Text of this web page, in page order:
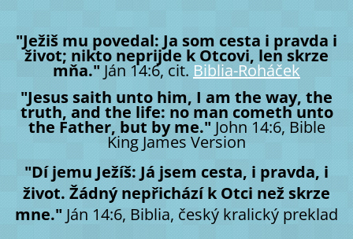
"Ježiš mu povedal: Ja som cesta i pravda i
život; nikto neprijde k Otcovi, len skrze
mňa." Ján 14:6, cit. Biblia-Roháček
"Jesus saith unto him, I am the way, the
truth, and the life: no man cometh unto
the Father, but by me." John 14:6, Bible
King James Version
"Dí jemu Ježíš: Já jsem cesta, i pravda, i
život. Žádný nepřichází k Otci než skrze
mne." Ján 14:6, Biblia, český kralický preklad